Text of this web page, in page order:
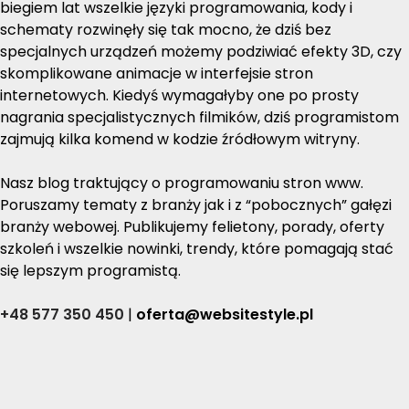
biegiem lat wszelkie języki programowania, kody i
schematy rozwinęły się tak mocno, że dziś bez
specjalnych urządzeń możemy podziwiać efekty 3D, czy
skomplikowane animacje w interfejsie stron
internetowych. Kiedyś wymagałyby one po prosty
nagrania specjalistycznych filmików, dziś programistom
zajmują kilka komend w kodzie źródłowym witryny.
Nasz blog traktujący o programowaniu stron www.
Poruszamy tematy z branży jak i z “pobocznych” gałęzi
branży webowej. Publikujemy felietony, porady, oferty
szkoleń i wszelkie nowinki, trendy, które pomagają stać
się lepszym programistą.
+48 577 350 450 | oferta@websitestyle.pl